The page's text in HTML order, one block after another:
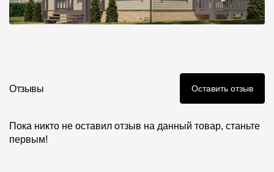
Отзывы Оставить отзыв
Пока никто не оставил отзыв на данный товар, станьте
первым!